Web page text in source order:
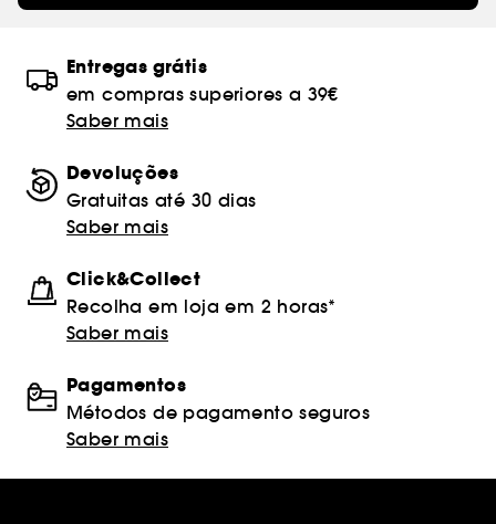
Entregas grátis
em compras superiores a 39€
Saber mais
Devoluções
Gratuitas até 30 dias
Saber mais
Click&Collect
Recolha em loja em 2 horas*
Saber mais
Pagamentos
Métodos de pagamento seguros
Saber mais